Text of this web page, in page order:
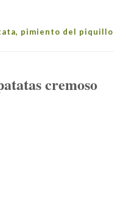
, pimiento del piquillo
cremoso